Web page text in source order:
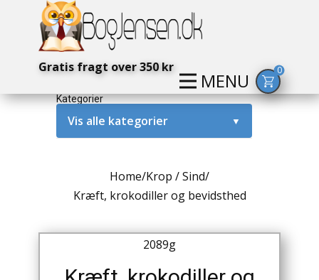
MENU
Gratis fragt over 350 kr 0
Kategorier
Vis alle kategorier ▼
Amerika / USA
Antikke / Specielle Bøger
Home/Krop / Sind/
Kræft, krokodiller og bevidsthed
2089g